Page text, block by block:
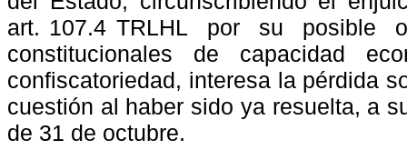
art. 107.4 TRLHL
por su posible
constitucionales
de capacidad
confiscatoriedad, interesa la pérdida
cuestión al haber sido ya resuelta, a
de 31 de octubre.